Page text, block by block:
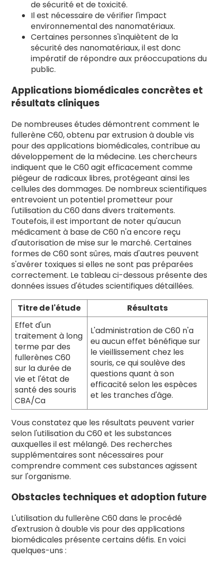
de sécurité et de toxicité.
Il est nécessaire de vérifier l'impact
environnemental des nanomatériaux.
Certaines personnes s'inquiètent de la
sécurité des nanomatériaux, il est donc
impératif de répondre aux préoccupations du
public.
Applications biomédicales concrètes et
résultats cliniques
De nombreuses études démontrent comment le
fullerène C60, obtenu par extrusion à double vis
pour des applications biomédicales, contribue au
développement de la médecine. Les chercheurs
indiquent que le C60 agit efficacement comme
piégeur de radicaux libres, protégeant ainsi les
cellules des dommages. De nombreux scientifiques
entrevoient un potentiel prometteur pour
l'utilisation du C60 dans divers traitements.
Toutefois, il est important de noter qu'aucun
médicament à base de C60 n'a encore reçu
d'autorisation de mise sur le marché. Certaines
formes de C60 sont sûres, mais d'autres peuvent
s'avérer toxiques si elles ne sont pas préparées
correctement. Le tableau ci-dessous présente des
données issues d'études scientifiques détaillées.
Titre de l'étude
Résultats
Effet d'un
traitement à long
terme par des
fullerènes C60
sur la durée de
vie et l'état de
santé des souris
CBA/Ca
L'administration de C60 n'a
eu aucun effet bénéfique sur
le vieillissement chez les
souris, ce qui soulève des
questions quant à son
efficacité selon les espèces
et les tranches d'âge.
Vous constatez que les résultats peuvent varier
selon l'utilisation du C60 et les substances
auxquelles il est mélangé. Des recherches
supplémentaires sont nécessaires pour
comprendre comment ces substances agissent
sur l'organisme.
Obstacles techniques et adoption future
L'utilisation du fullerène C60 dans le procédé
d'extrusion à double vis pour des applications
biomédicales présente certains défis. En voici
quelques-uns :